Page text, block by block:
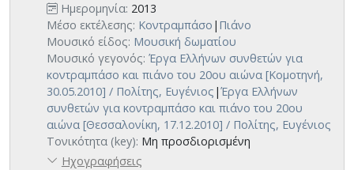
Ημερομηνία: 2013
Μέσο εκτέλεσης: Κοντραμπάσο | Πιάνο
Μουσικό είδος: Μουσική δωματίου
Μουσικό γεγονός: Έργα Ελλήνων συνθετών για
κοντραμπάσο και πιάνο του 20ου αιώνα [Κομοτηνή,
30.05.2010] / Πολίτης, Ευγένιος |Έργα Ελλήνων
συνθετών για κοντραμπάσο και πιάνο του 20ου
αιώνα [Θεσσαλονίκη, 17.12.2010] / Πολίτης, Ευγένιος
Τονικότητα (key): Μη προσδιορισμένη
Ηχογραφήσεις